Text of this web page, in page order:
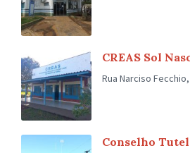
CREAS Sol
Rua Narciso
Conselho